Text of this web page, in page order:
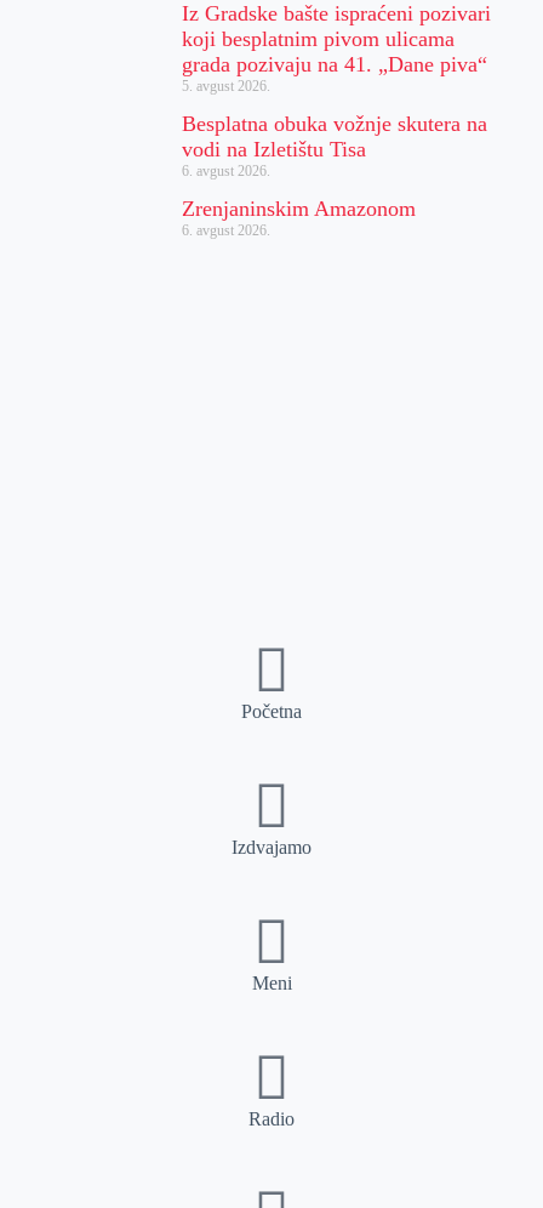
Iz Gradske bašte ispraćeni pozivari
koji besplatnim pivom ulicama
grada pozivaju na 41. „Dane piva“
5. avgust 2026.
Besplatna obuka vožnje skutera na
vodi na Izletištu Tisa
6. avgust 2026.
Zrenjaninskim Amazonom
6. avgust 2026.
Početna
Izdvajamo
Meni
Radio